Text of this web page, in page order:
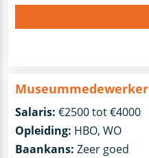
Museummedewerker
Salaris: €2500 tot €4000
Opleiding: HBO, WO
Baankans: Zeer goed